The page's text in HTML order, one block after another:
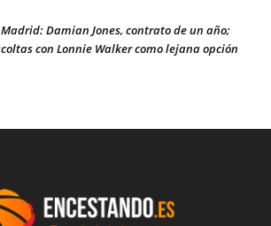
Damian Jones, contrato de un año;
con Lonnie Walker como lejana opción